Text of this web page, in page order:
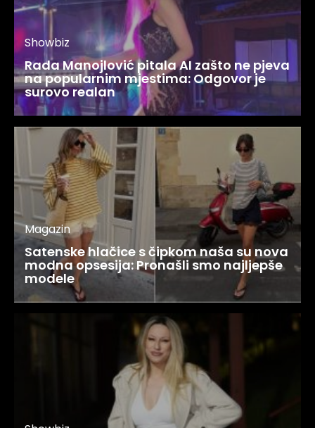
Showbiz
Rada Manojlović pitala AI zašto ne pjeva
na popularnim mjestima: Odgovor je
surovo realan
Magazin
Satenske hlačice s čipkom naša su nova
modna opsesija: Pronašli smo najljepše
modele